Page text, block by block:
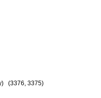
(3376, 3375)